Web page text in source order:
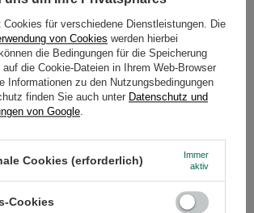
Hilfe? Haben Sie Fragen?
Cookies für verschiedene Dienstleistungen. Die
von Cookies werden hierbei
die Bedingungen für die Speicherung
die Cookie-Dateien in Ihrem Web-Browser
Informationen zu den Nutzungsbedingungen
finden Sie auch unter Datenschutz und
von Google.
Cookies (erforderlich)
Immer
aktiv
Cookies